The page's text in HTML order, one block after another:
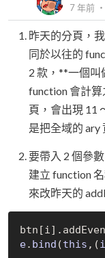
7 年前 ‧
昨天的分頁，
同於以往的
2 款，**一個叫
function 會計
頁，會出現 11
是把全域的 ary
要帶入 2 個參
建立 function
來改昨天的
btn [i] .add
e. bind (this ,(i